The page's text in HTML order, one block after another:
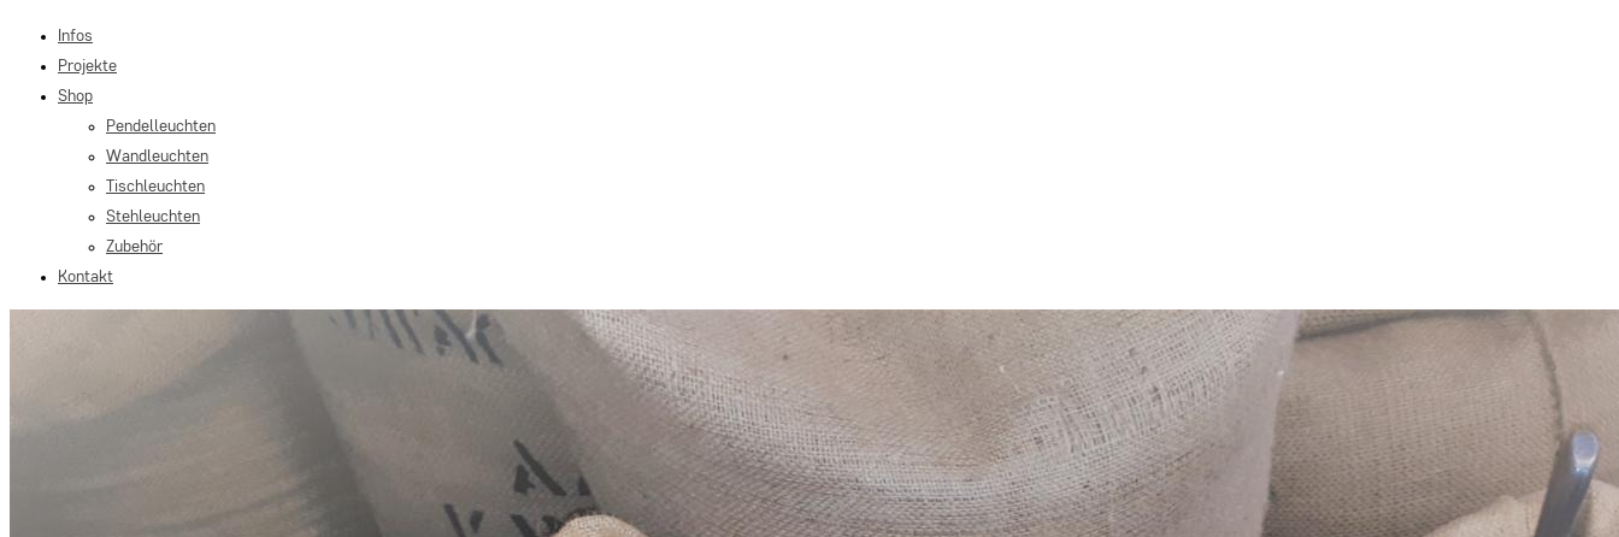
Infos
Projekte
Shop
Pendelleuchten
Wandleuchten
Tischleuchten
Stehleuchten
Zubehör
Kontakt